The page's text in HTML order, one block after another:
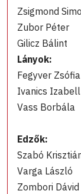
Zsigmond
Zubor Péter
Gilicz Bálint
Lányok:
Fegyver Zsófia
Ivanics Izabell
Vass Borbála
Edzők:
Szabó
Varga László
Zombori Dávid